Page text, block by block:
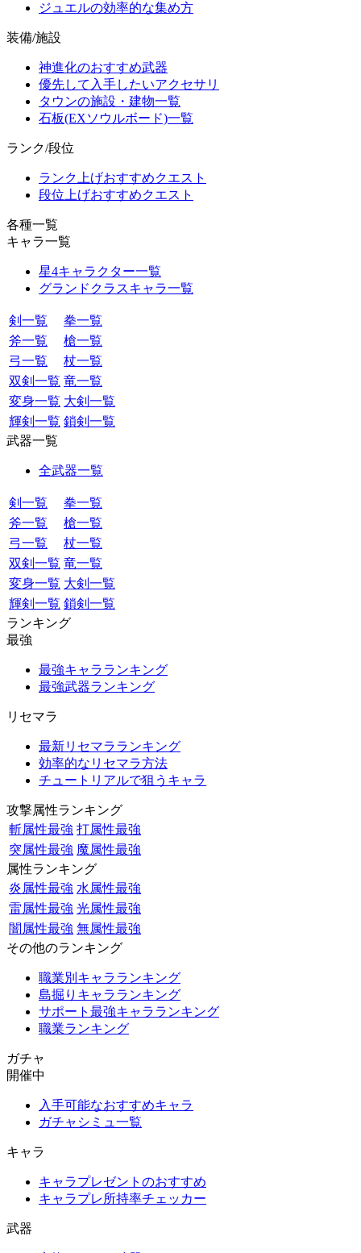
ジュエルの効率的な集め方
装備/施設
神進化のおすすめ武器
優先して入手したいアクセサリ
タウンの施設・建物一覧
石板(EXソウルボード)一覧
ランク/段位
ランク上げおすすめクエスト
段位上げおすすめクエスト
各種一覧
キャラ一覧
星4キャラクター一覧
グランドクラスキャラ一覧
剣一覧
拳一覧
斧一覧
槍一覧
弓一覧
杖一覧
双剣一覧 竜一覧
変身一覧 大剣一覧
輝剣一覧 鎖剣一覧
武器一覧
全武器一覧
剣一覧
拳一覧
斧一覧
槍一覧
弓一覧
杖一覧
双剣一覧 竜一覧
変身一覧 大剣一覧
輝剣一覧 鎖剣一覧
ランキング
最強
最強キャラランキング
最強武器ランキング
リセマラ
最新リセマラランキング
効率的なリセマラ方法
チュートリアルで狙うキャラ
攻撃属性ランキング
斬属性最強 打属性最強
突属性最強 魔属性最強
属性ランキング
炎属性最強 水属性最強
雷属性最強 光属性最強
闇属性最強 無属性最強
その他のランキング
職業別キャラランキング
島掘りキャラランキング
サポート最強キャラランキング
職業ランキング
ガチャ
開催中
入手可能なおすすめキャラ
ガチャシミュ一覧
キャラ
キャラプレゼントのおすすめ
キャラプレ所持率チェッカー
武器